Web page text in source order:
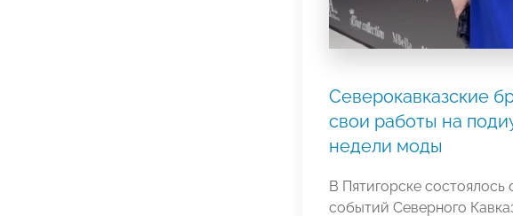
Северокавказские
свои работы на
недели моды
В Пятигорске состоялось
событий Северного